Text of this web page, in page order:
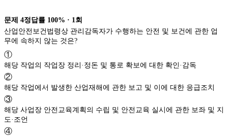
문제 4정답률 100% · 1 회
산업안전보건법령상 관리감독자가 수행하는 안전 및 보건에 관한 업
무에 속하지 않는 것은?
①
해당 작업의 작업장 정리·정돈 및 통로 확보에 대한 확인·감독
②
해당 작업에서 발생한 산업재해에 관한 보고 및 이에 대한 응급조치
③
해당 사업장 안전교육계획의 수립 및 안전교육 실시에 관한 보좌 및 지
도·조언
④